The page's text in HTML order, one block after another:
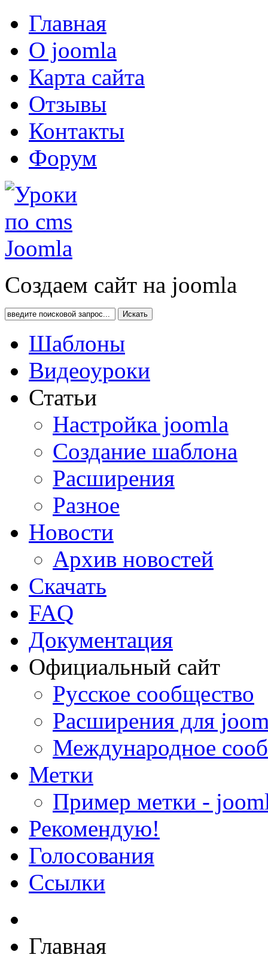
Главная
О joomla
Карта сайта
Отзывы
Контакты
Форум
Создаем сайт на joomla
Искать
Шаблоны
Видеоуроки
Статьи
Настройка joomla
Создание шаблона
Расширения
Разное
Новости
Архив новостей
Скачать
FAQ
Документация
Официальный сайт
Русское сообщество
Расширения для
Международное
Метки
Пример метки -
Рекомендую!
Голосования
Ссылки
Главная